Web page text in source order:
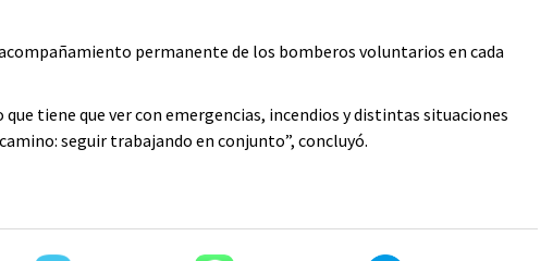
permanente de los bomberos voluntarios en cada
tiene que ver con emergencias, incendios y distintas situaciones
seguir trabajando en conjunto”, concluyó.